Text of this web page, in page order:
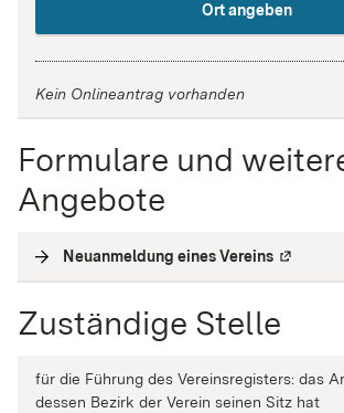
Ort angeben
Kein Onlineantrag vorhanden
Formulare und
Angebote
Neuanmeldung eines Vereins Externe
Zuständige Stelle
für die Führung des Vereinsregisters: das
dessen Bezirk der Verein seinen Sitz hat